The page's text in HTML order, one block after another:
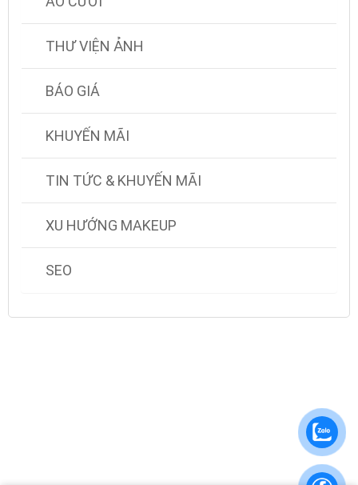
THƯ VIỆN ẢNH
BÁO GIÁ
KHUYẾN MÃI
TIN TỨC & KHUYẾN MÃI
XU HƯỚNG MAKEUP
SEO